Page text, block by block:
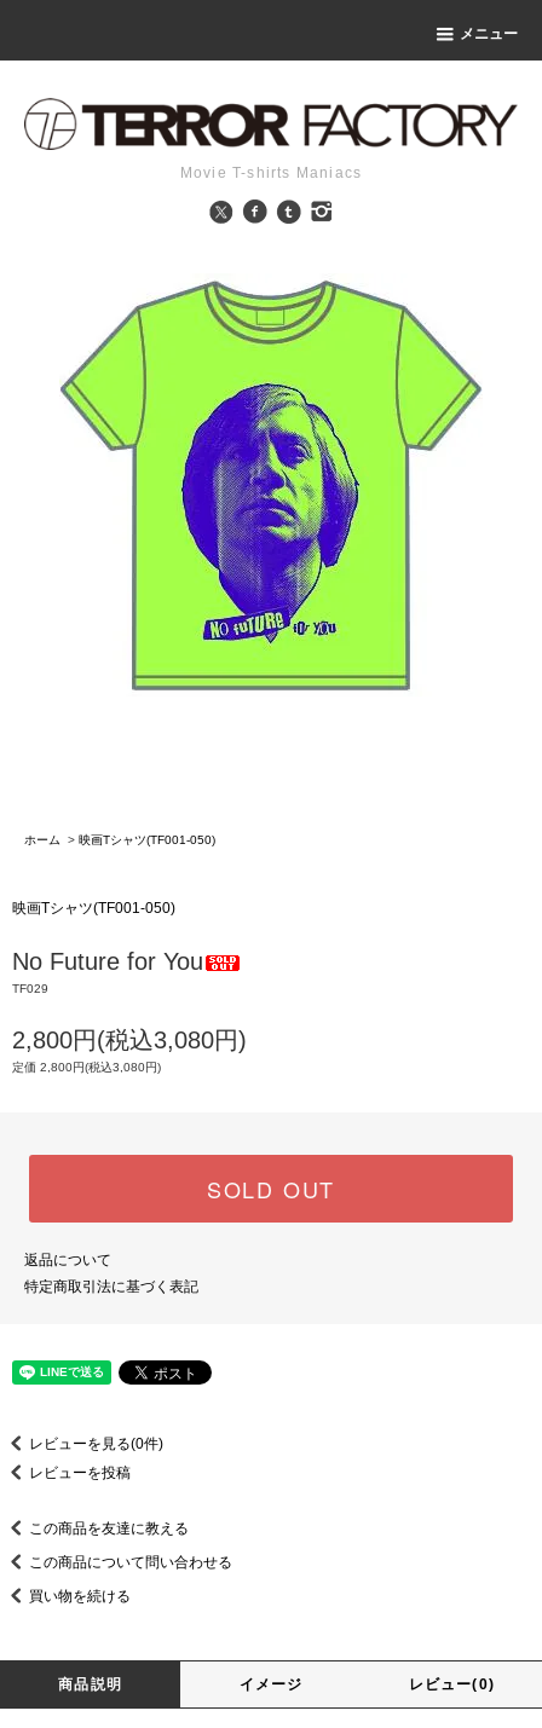
メニュー
Movie T-shirts Maniacs
ホーム > 映画Tシャツ(TF001-050)
映画Tシャツ(TF001-050)
No Future for You
TF029
2,800円(税込3,080円)
定価 2,800円(税込3,080円)
SOLD OUT
返品について
特定商取引法に基づく表記
レビューを見る(0件)
レビューを投稿
この商品を友達に教える
この商品について問い合わせる
買い物を続ける
商品説明 イメージ レビュー(0)